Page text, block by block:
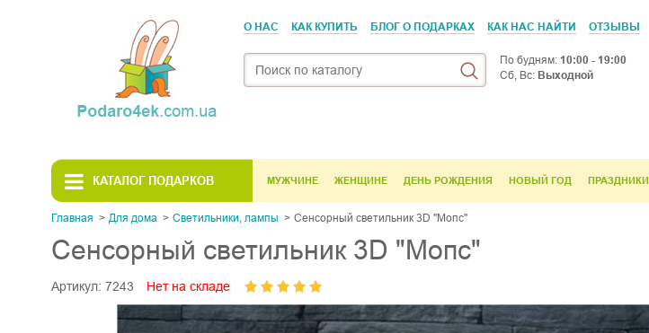
О НАС КАК КУПИТЬ БЛОГ О ПОДАРКАХ КАК НАС НАЙТИ ОТЗЫВЫ
По будням: 10:00 - 19:00
Сб, Вс: Выходной
КАТАЛОГ ПОДАРКОВ МУЖЧИНЕ ЖЕНЩИНЕ ДЕНЬ РОЖДЕНИЯ НОВЫЙ ГОД ПРАЗДНИКИ
Главная Для дома Светильники, лампы Сенсорный светильник 3D "Мопс"
Сенсорный светильник 3D "Мопс"
Артикул: 7243 Нет на складе